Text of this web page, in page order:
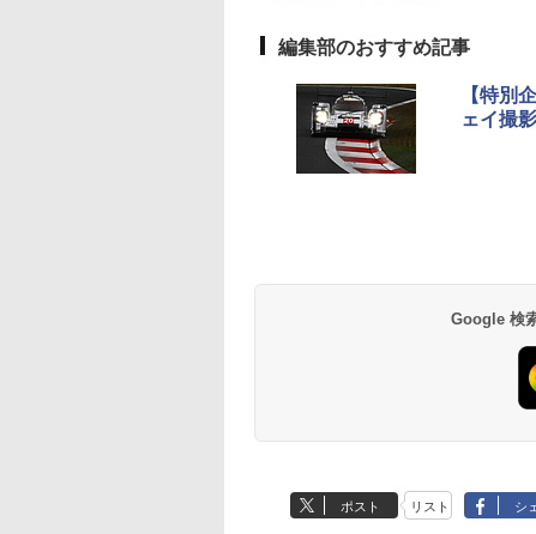
編集部のおすすめ記事
【特別
ェイ撮
Google 検
ポスト リスト シ